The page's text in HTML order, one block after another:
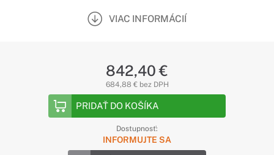
VIAC INFORMÁCIÍ
842,40 €
684,88 € bez DPH
PRIDAŤ DO KOŠÍKA
Dostupnosť:
INFORMUJTE SA